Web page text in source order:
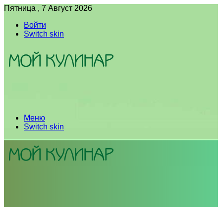
Пятница , 7 Август 2026
Войти
Switch skin
Меню
Switch skin